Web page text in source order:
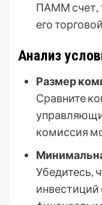
ПАММ счет,
его
Анализ
Размер
Сравните
комиссия
Убедитесь,
инвестиций